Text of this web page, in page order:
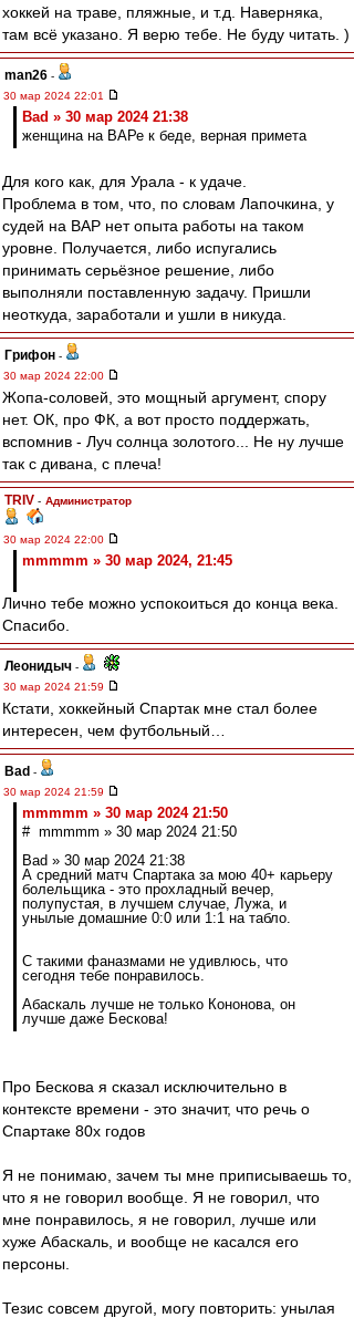
хоккей на траве, пляжные, и т.д. Наверняка,
там всё указано. Я верю тебе. Не буду читать. )
man26 -
30 мар 2024 22:01
Bad » 30 мар 2024 21:38
женщина на ВАРе к беде, верная примета
Для кого как, для Урала - к удаче.
Проблема в том, что, по словам Лапочкина, у
судей на ВАР нет опыта работы на таком
уровне. Получается, либо испугались
принимать серьёзное решение, либо
выполняли поставленную задачу. Пришли
неоткуда, заработали и ушли в никуда.
Грифон -
30 мар 2024 22:00
Жопа-соловей, это мощный аргумент, спору
нет. ОК, про ФК, а вот просто поддержать,
вспомнив - Луч солнца золотого... Не ну лучше
так с дивана, с плеча!
TRIV - Администратор
30 мар 2024 22:00
mmmmm » 30 мар 2024, 21:45
Лично тебе можно успокоиться до конца века.
Спасибо.
Леонидыч -
30 мар 2024 21:59
Кстати, хоккейный Спартак мне стал более
интересен, чем футбольный…
Bad -
30 мар 2024 21:59
mmmmm » 30 мар 2024 21:50
# mmmmm » 30 мар 2024 21:50
Bad » 30 мар 2024 21:38
А средний матч Спартака за мою 40+ карьеру
болельщика - это прохладный вечер,
полупустая, в лучшем случае, Лужа, и
унылые домашние 0:0 или 1:1 на табло.
С такими фаназмами не удивлюсь, что
сегодня тебе понравилось.
Абаскаль лучше не только Кононова, он
лучше даже Бескова!
Про Бескова я сказал исключительно в
контексте времени - это значит, что речь о
Спартаке 80х годов
Я не понимаю, зачем ты мне приписываешь то,
что я не говорил вообще. Я не говорил, что
мне понравилось, я не говорил, лучше или
хуже Абаскаль, и вообще не касался его
персоны.
Тезис совсем другой, могу повторить: унылая